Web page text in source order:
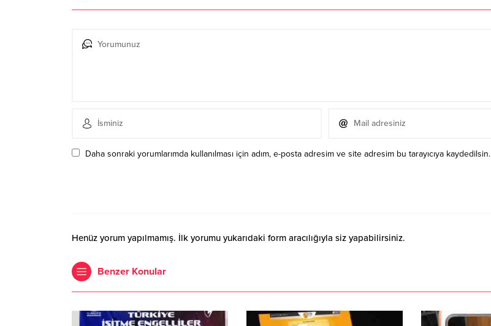
Daha sonraki yorumlarımda kullanılması için adım, e-posta adresim ve site adresim bu tarayıcıya kaydedilsin.
Henüz yorum yapılmamış. İlk yorumu yukarıdaki form aracılığıyla siz yapabilirsiniz.
Benzer Konular